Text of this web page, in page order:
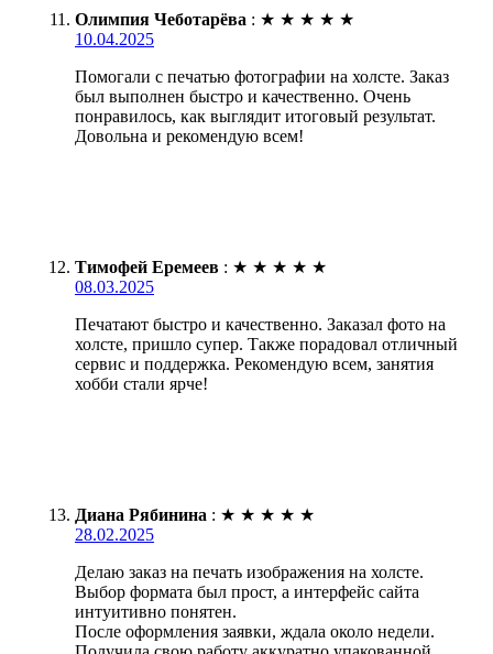
Олимпия Чеботарёва : ★ ★ ★ ★ ★
10.04.2025
Помогали с печатью фотографии на холсте. Заказ
был выполнен быстро и качественно. Очень
понравилось, как выглядит итоговый результат.
Довольна и рекомендую всем!
Тимофей Еремеев : ★ ★ ★ ★ ★
08.03.2025
Печатают быстро и качественно. Заказал фото на
холсте, пришло супер. Также порадовал отличный
сервис и поддержка. Рекомендую всем, занятия
хобби стали ярче!
Диана Рябинина : ★ ★ ★ ★ ★
28.02.2025
Делаю заказ на печать изображения на холсте.
Выбор формата был прост, а интерфейс сайта
интуитивно понятен.
После оформления заявки, ждала около недели.